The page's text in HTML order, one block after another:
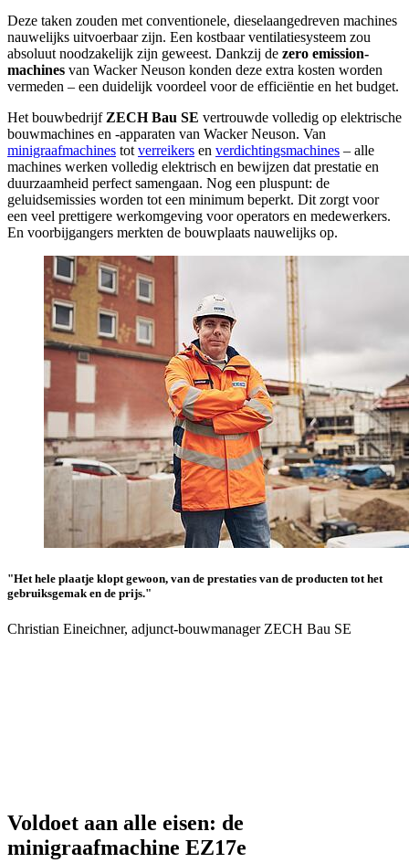
Deze taken zouden met conventionele, dieselaangedreven machines
nauwelijks uitvoerbaar zijn. Een kostbaar ventilatiesysteem zou
absoluut noodzakelijk zijn geweest. Dankzij de zero emission-
machines van Wacker Neuson konden deze extra kosten worden
vermeden – een duidelijk voordeel voor de efficiëntie en het budget.
Het bouwbedrijf ZECH Bau SE vertrouwde volledig op elektrische
bouwmachines en -apparaten van Wacker Neuson. Van
minigraafmachines tot verreikers en verdichtingsmachines – alle
machines werken volledig elektrisch en bewijzen dat prestatie en
duurzaamheid perfect samengaan. Nog een pluspunt: de
geluidsemissies worden tot een minimum beperkt. Dit zorgt voor
een veel prettigere werkomgeving voor operators en medewerkers.
En voorbijgangers merkten de bouwplaats nauwelijks op.
"Het hele plaatje klopt gewoon, van de prestaties van de producten tot het
gebruiksgemak en de prijs."
Christian Eineichner, adjunct-bouwmanager ZECH Bau SE
Voldoet aan alle eisen: de
minigraafmachine EZ17e